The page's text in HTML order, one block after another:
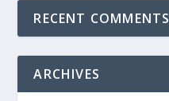
RECENT COMMENTS
ARCHIVES